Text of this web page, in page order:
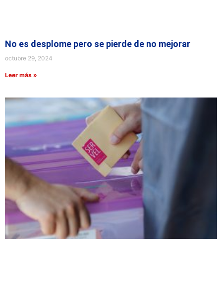
No es desplome pero se pierde de no mejorar
octubre 29, 2024
Leer más »